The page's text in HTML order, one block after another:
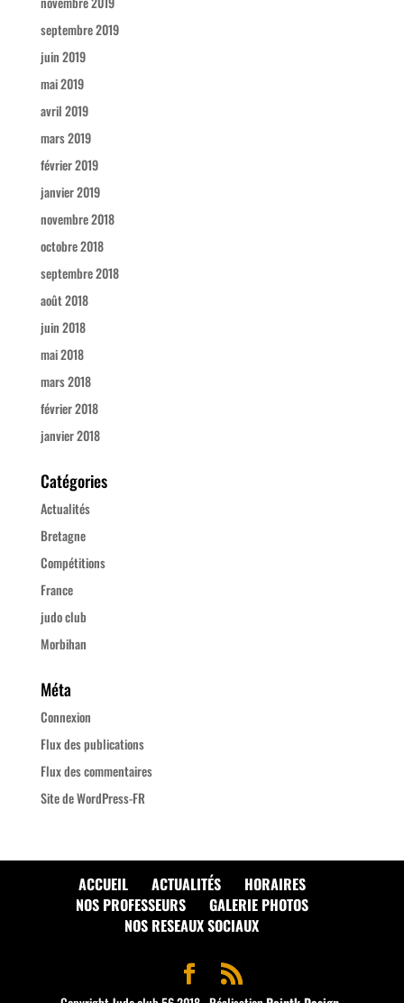
septembre 2019
juin 2019
mai 2019
avril 2019
mars 2019
février 2019
janvier 2019
novembre 2018
octobre 2018
septembre 2018
août 2018
juin 2018
mai 2018
mars 2018
février 2018
janvier 2018
Catégories
Actualités
Bretagne
Compétitions
France
judo club
Morbihan
Méta
Connexion
Flux des publications
Flux des commentaires
Site de WordPress-FR
ACCUEIL ACTUALITÉS
HORAIRES
NOS PROFESSEURS
GALERIE PHOTOS
NOS RESEAUX SOCIAUX